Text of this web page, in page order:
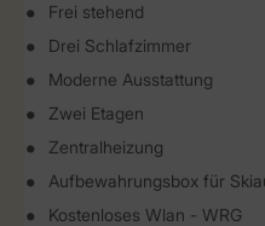
Frei stehend
Drei Schlafzimmer
Moderne Ausstattung
Zwei Etagen
Zentralheizung
Aufbewahrungsbox für
Kostenloses Wlan - WRG